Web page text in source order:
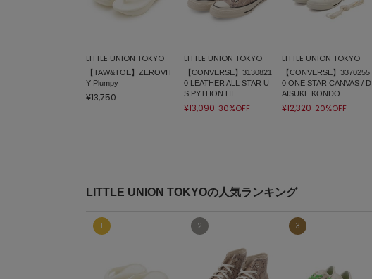
LITTLE UNION TOKYO
【TAW&TOE】ZEROVIT
Y Plumpy
¥13,750
LITTLE UNION TOKYO
【CONVERSE】3130821
0 LEATHER ALL STAR U
S PYTHON HI
¥13,090 30%OFF
LITTLE UNION TOKYO
【CONVERSE】3370255
0 ONE STAR CANVAS / D
AISUKE KONDO
¥12,320 20%OFF
LITTLE UNION TOKYOの人気ランキング